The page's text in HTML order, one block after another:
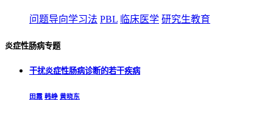
问题导向学习法 PBL 临床医学 研究生教育
炎症性肠病专题
干扰炎症性肠病诊断的若干疾病
田霞 韩峥 黄晓东